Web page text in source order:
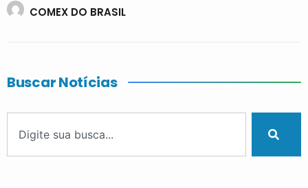
COMEX DO BRASIL
Buscar Notícias